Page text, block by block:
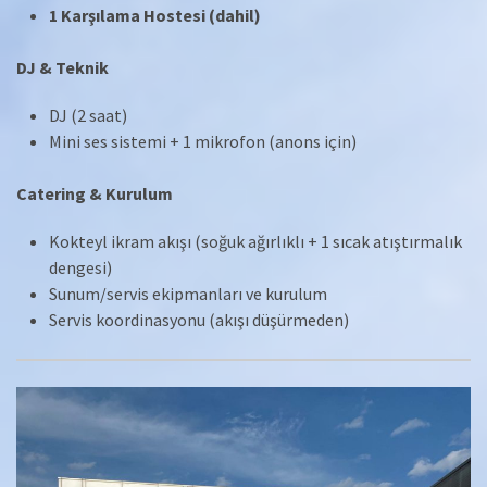
1 Karşılama Hostesi (dahil)
DJ & Teknik
DJ (2 saat)
Mini ses sistemi + 1 mikrofon (anons için)
Catering & Kurulum
Kokteyl ikram akışı (soğuk ağırlıklı + 1 sıcak atıştırmalık
dengesi)
Sunum/servis ekipmanları ve kurulum
Servis koordinasyonu (akışı düşürmeden)